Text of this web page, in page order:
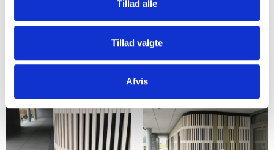
Tillad alle
Tillad valgte
Afvis